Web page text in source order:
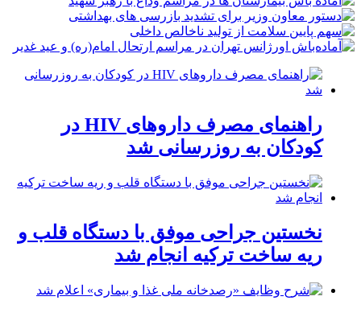
راهنمای مصرف داروهای HIV در
کودکان به روزرسانی شد
نخستین جراحی موفق با دستگاه قلب و
ریه ساخت ترکیه انجام شد